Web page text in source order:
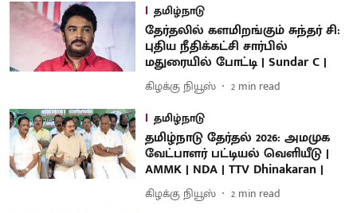
தமிழ்நாடு
தேர்தலில் களமிறங்கும் சுந்தர் சி:
புதிய நீதிக்கட்சி சார்பில்
மதுரையில் போட்டி | Sundar C |
கிழக்கு நியூஸ் 2 min read
தமிழ்நாடு
தமிழ்நாடு தேர்தல் 2026: அமமுக
வேட்பாளர் பட்டியல் வெளியீடு |
AMMK | NDA | TTV Dhinakaran |
கிழக்கு நியூஸ் 2 min read